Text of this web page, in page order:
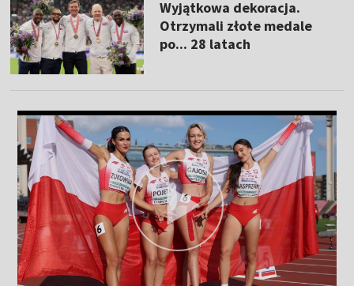
Wyjątkowa dekoracja.
Otrzymali złote medale
po... 28 latach